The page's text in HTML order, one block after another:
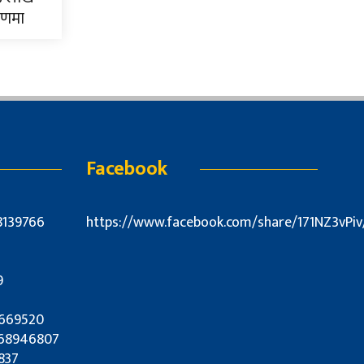
Facebook
https://www.facebook.com/share/